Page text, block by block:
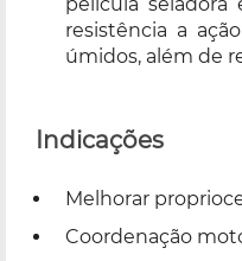
resistência a
úmidos, além de
Indicações
Melhorar
Coordenação